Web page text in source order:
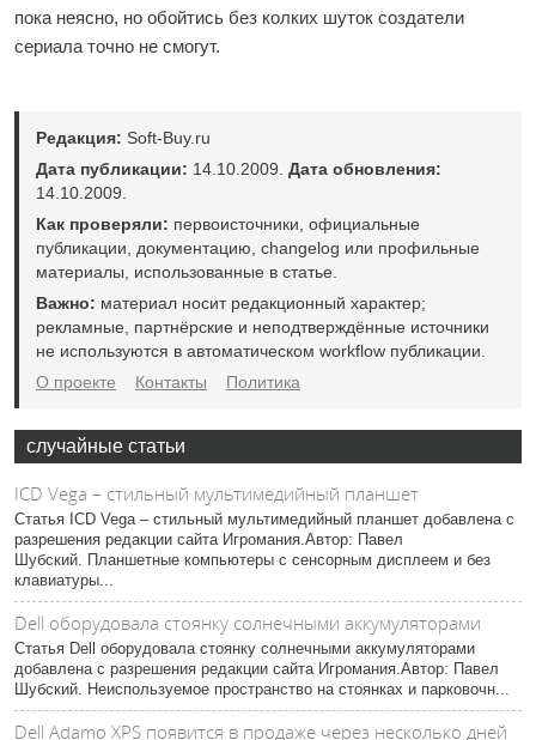
пока неясно, но обойтись без колких шуток создатели
сериала точно не смогут.
Редакция: Soft-Buy.ru
Дата публикации: 14.10.2009. Дата обновления:
14.10.2009.
Как проверяли: первоисточники, официальные
публикации, документацию, changelog или профильные
материалы, использованные в статье.
Важно: материал носит редакционный характер;
рекламные, партнёрские и неподтверждённые источники
не используются в автоматическом workflow публикации.
О проекте
Контакты Политика
случайные статьи
ICD Vega – стильный мультимедийный планшет
Статья ICD Vega – стильный мультимедийный планшет добавлена с
разрешения редакции сайта Игромания.Автор: Павел
Шубский. Планшетные компьютеры с сенсорным дисплеем и без
клавиатуры...
Dell оборудовала стоянку солнечными аккумуляторами
Статья Dell оборудовала стоянку солнечными аккумуляторами
добавлена с разрешения редакции сайта Игромания.Автор: Павел
Шубский. Неиспользуемое пространство на стоянках и парковочн...
Dell Adamo XPS появится в продаже через несколько дней